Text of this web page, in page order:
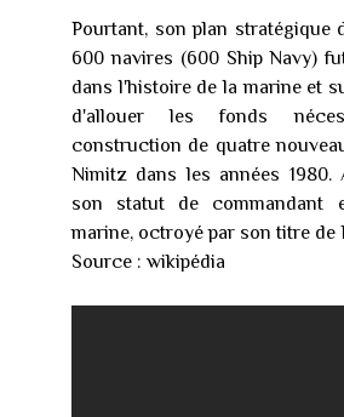
Pourtant, son plan stratégique
600 navires (600 Ship Navy)
dans l'histoire de la marine et
d'allouer les fonds
construction de quatre
Nimitz dans les années 1980.
son statut de commandant
marine, octroyé par son titre de
Source : wikipédia